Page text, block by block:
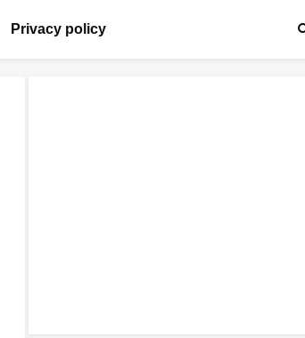
Privacy policy